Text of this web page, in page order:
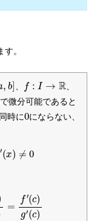
。
, b] f : I → R
f: I→
で微分可能であると
時に0
0にならない、
′(x) ≠ 0
(x ≠
=
f′(c)
g′(c)
a)= f′